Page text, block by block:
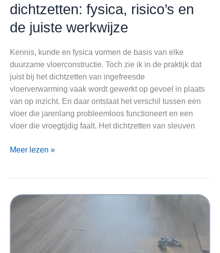
dichtzetten: fysica, risico’s en
de juiste werkwijze
Kennis, kunde en fysica vormen de basis van elke
duurzame vloerconstructie. Toch zie ik in de praktijk dat
juist bij het dichtzetten van ingefreesde
vloerverwarming vaak wordt gewerkt op gevoel in plaats
van op inzicht. En daar ontstaat het verschil tussen een
vloer die jarenlang probleemloos functioneert en een
vloer die vroegtijdig faalt. Het dichtzetten van sleuven
Ingefreesde
risico’s
Meer lezen »